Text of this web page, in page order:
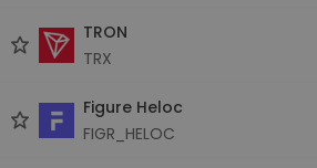
TRON
TRX
Figure Heloc
FIGR_HELOC